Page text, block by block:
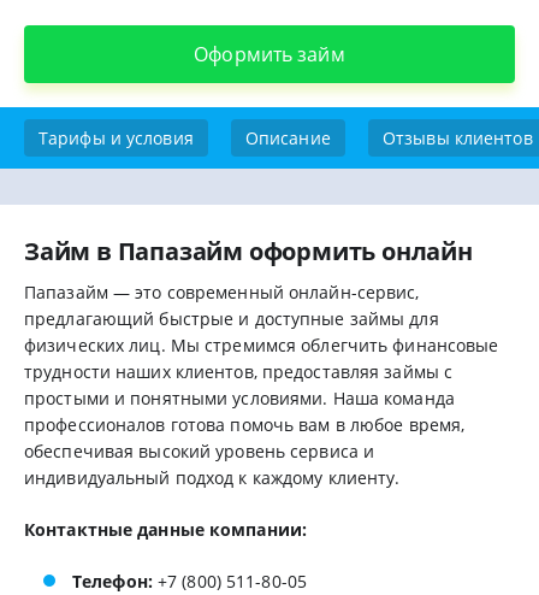
Оформить займ
Тарифы и условия Описание Отзывы клиентов
Займ в Папазайм оформить онлайн
Папазайм — это современный онлайн-сервис,
предлагающий быстрые и доступные займы для
физических лиц. Мы стремимся облегчить финансовые
трудности наших клиентов, предоставляя займы с
простыми и понятными условиями. Наша команда
профессионалов готова помочь вам в любое время,
обеспечивая высокий уровень сервиса и
индивидуальный подход к каждому клиенту.
Контактные данные компании:
Телефон:+7 (800) 511-80-05